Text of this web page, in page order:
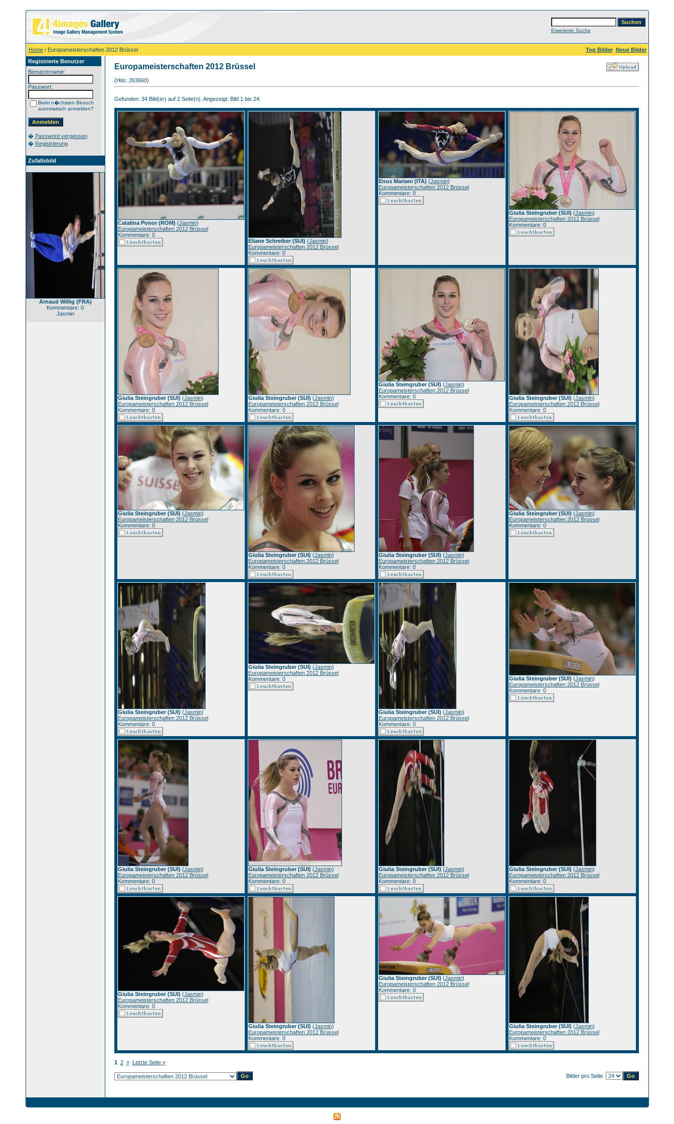
Erweiterte Suche
Home/ Europameisterschaften 2012 Brüssel Top Bilder Neue Bilder
Registrierte Benutzer
Benutzername:
Passwort:
Beim n�chsten Besuch
automatisch anmelden?
� Password vergessen
� Registrierung
Zufallsbild
Arnaud Willig (FRA)
Kommentare: 0
Jasmin
Europameisterschaften 2012 Brüssel
(Hits: 263660)
Gefunden: 34 Bild(er) auf 2 Seite(n). Angezeigt: Bild 1 bis 24.
Catalina Ponor (ROM) (Jasmin)
Europameisterschaften 2012 Brüssel
Kommentare: 0
Eliane Schreiber (SUI) (Jasmin)
Europameisterschaften 2012 Brüssel
Kommentare: 0
Enus Mariani (ITA) (Jasmin)
Europameisterschaften 2012 Brüssel
Kommentare: 0
Giulia Steingruber (SUI) (Jasmin)
Europameisterschaften 2012 Brüssel
Kommentare: 0
Giulia Steingruber (SUI) (Jasmin)
Europameisterschaften 2012 Brüssel
Kommentare: 0
Giulia Steingruber (SUI) (Jasmin)
Europameisterschaften 2012 Brüssel
Kommentare: 0
Giulia Steingruber (SUI) (Jasmin)
Europameisterschaften 2012 Brüssel
Kommentare: 0
Giulia Steingruber (SUI) (Jasmin)
Europameisterschaften 2012 Brüssel
Kommentare: 0
Giulia Steingruber (SUI) (Jasmin)
Europameisterschaften 2012 Brüssel
Kommentare: 0
Giulia Steingruber (SUI) (Jasmin)
Europameisterschaften 2012 Brüssel
Kommentare: 0
Giulia Steingruber (SUI) (Jasmin)
Europameisterschaften 2012 Brüssel
Kommentare: 0
Giulia Steingruber (SUI) (Jasmin)
Europameisterschaften 2012 Brüssel
Kommentare: 0
Giulia Steingruber (SUI) (Jasmin)
Europameisterschaften 2012 Brüssel
Kommentare: 0
Giulia Steingruber (SUI) (Jasmin)
Europameisterschaften 2012 Brüssel
Kommentare: 0
Giulia Steingruber (SUI) (Jasmin)
Europameisterschaften 2012 Brüssel
Kommentare: 0
Giulia Steingruber (SUI) (Jasmin)
Europameisterschaften 2012 Brüssel
Kommentare: 0
Giulia Steingruber (SUI) (Jasmin)
Europameisterschaften 2012 Brüssel
Kommentare: 0
Giulia Steingruber (SUI) (Jasmin)
Europameisterschaften 2012 Brüssel
Kommentare: 0
Giulia Steingruber (SUI) (Jasmin)
Europameisterschaften 2012 Brüssel
Kommentare: 0
Giulia Steingruber (SUI) (Jasmin)
Europameisterschaften 2012 Brüssel
Kommentare: 0
Giulia Steingruber (SUI) (Jasmin)
Europameisterschaften 2012 Brüssel
Kommentare: 0
Giulia Steingruber (SUI) (Jasmin)
Europameisterschaften 2012 Brüssel
Kommentare: 0
Giulia Steingruber (SUI) (Jasmin)
Europameisterschaften 2012 Brüssel
Kommentare: 0
Giulia Steingruber (SUI) (Jasmin)
Europameisterschaften 2012 Brüssel
Kommentare: 0
1 2 » Letzte Seite »
Bilder pro Seite: